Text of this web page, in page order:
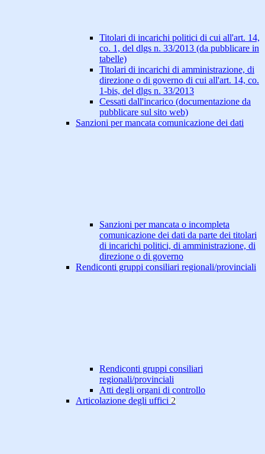
Titolari di incarichi politici di cui all'art. 14,
co. 1, del dlgs n. 33/2013 (da pubblicare in
tabelle)
Titolari di incarichi di amministrazione, di
direzione o di governo di cui all'art. 14, co.
1-bis, del dlgs n. 33/2013
Cessati dall'incarico (documentazione da
pubblicare sul sito web)
Sanzioni per mancata comunicazione dei dati
Sanzioni per mancata o incompleta
comunicazione dei dati da parte dei titolari
di incarichi politici, di amministrazione, di
direzione o di governo
Rendiconti gruppi consiliari regionali/provinciali
Rendiconti gruppi consiliari
regionali/provinciali
Atti degli organi di controllo
Articolazione degli uffici 2